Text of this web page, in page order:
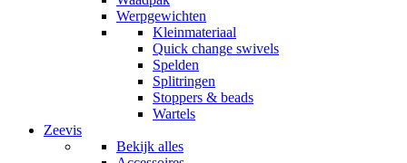
Werpgewichten
Kleinmateriaal
Quick change swivels
Spelden
Splitringen
Stoppers & beads
Wartels
Zeevis
Bekijk alles